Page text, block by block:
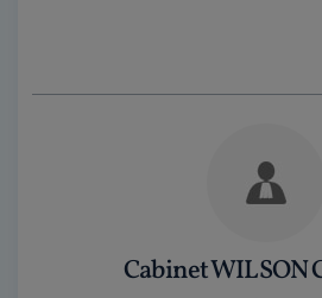
Cabinet WILSON